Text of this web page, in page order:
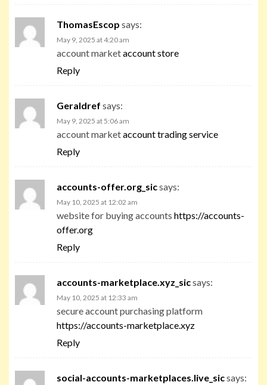
ThomasEscop says:
May 9, 2025 at 4:20 am
account marketaccount store
Reply
Geraldref says:
May 9, 2025 at 5:06 am
account marketaccount trading service
Reply
accounts-offer.org_sicsays:
May 10, 2025 at 12:02 am
website for buying accounts https://accounts-
offer.org
Reply
accounts-marketplace.xyz_sicsays:
May 10, 2025 at 12:33 am
secure account purchasing platform
https://accounts-marketplace.xyz
Reply
social-accounts-marketplaces.live_sicsays: